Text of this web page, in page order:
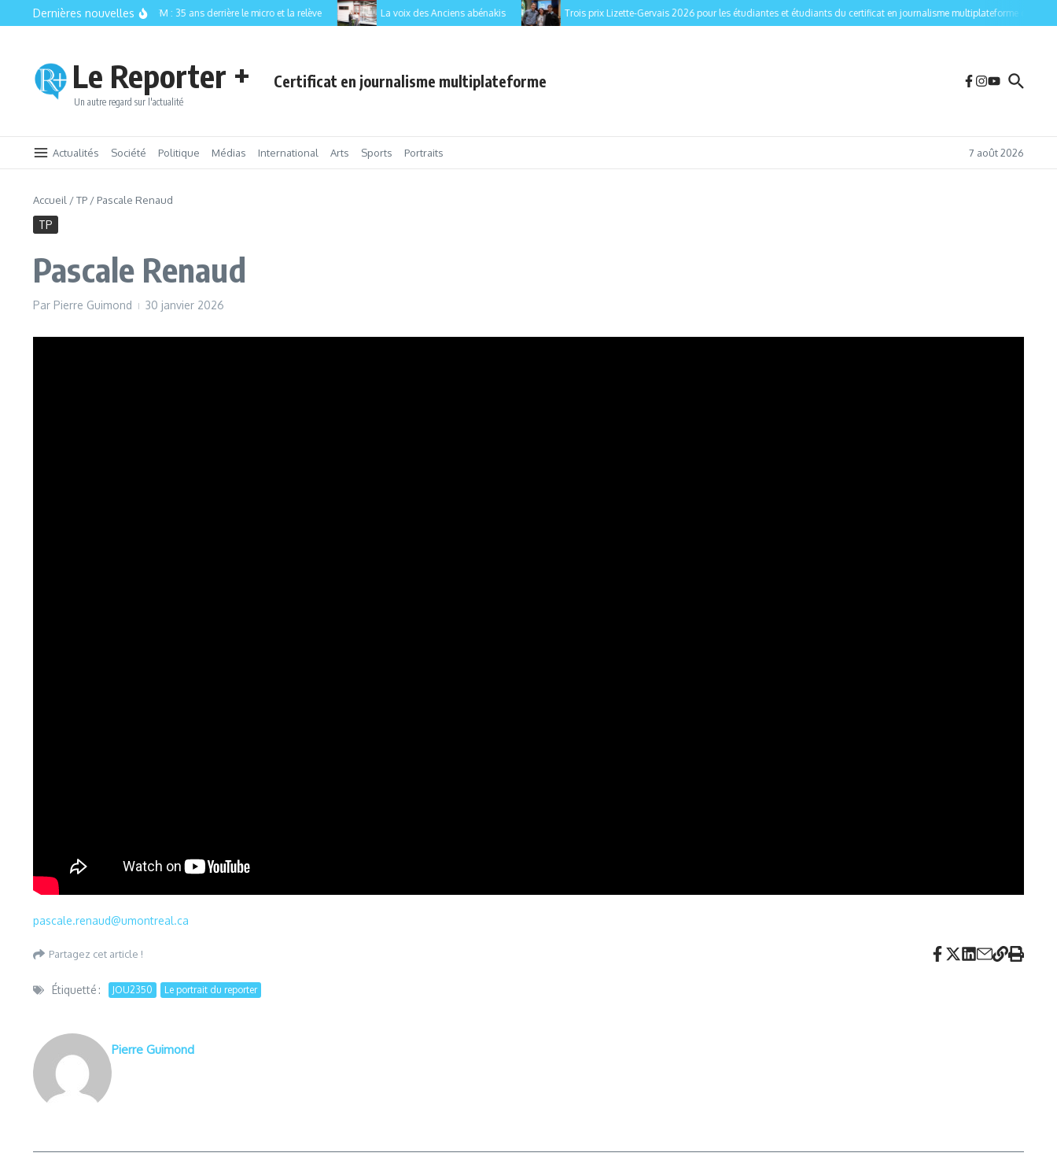
Aller au contenu
Dernières nouvellesCISM 89.3 FM : 35 ans derrière le micro et la relève La voix des Anciens abénakis Trois prix Lizette-Gervais 2026 pour les étudiantes et étudiants du certificat en journalisme multiplateforme de
Le Reporter +
Un autre regard sur l'actualité
Certificat en journalisme multiplateforme
Actualités Société Politique Médias International Arts Sports Portraits 7 août 2026
Accueil /TP / Pascale Renaud
TP
Pascale Renaud
Par Pierre Guimond 30 janvier 2026
pascale.renaud@umontreal.ca
Partagez cet article !
Étiquetté : JOU2350 Le portrait du reporter
Pierre Guimond